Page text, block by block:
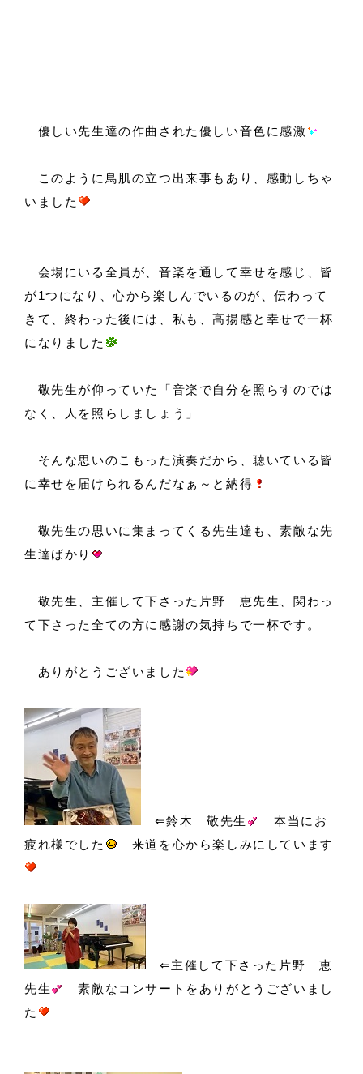
優しい先生達の作曲された優しい音色に感激
このように鳥肌の立つ出来事もあり、感動しちゃ
いました
会場にいる全員が、音楽を通して幸せを感じ、皆
が1つになり、心から楽しんでいるのが、伝わって
きて、終わった後には、私も、高揚感と幸せで一杯
になりました
敬先生が仰っていた「音楽で自分を照らすのでは
なく、人を照らしましょう」
そんな思いのこもった演奏だから、聴いている皆
に幸せを届けられるんだなぁ～と納得
敬先生の思いに集まってくる先生達も、素敵な先
生達ばかり
敬先生、主催して下さった片野 恵先生、関わっ
て下さった全ての方に感謝の気持ちで一杯です。
ありがとうございました
⇐鈴木 敬先生
本当にお
疲れ様でした
来道を心から楽しみにしています
⇐主催して下さった片野 恵
先生
素敵なコンサートをありがとうございまし
た